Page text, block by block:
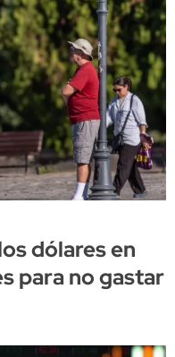
dólares en
para no gastar